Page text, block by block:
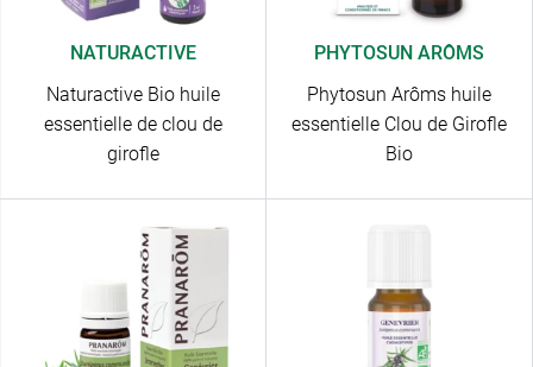
NATURACTIVE
Naturactive Bio huile
essentielle de clou de
girofle
PHYTOSUN ARÔMS
Phytosun Arôms huile
essentielle Clou de Girofle
Bio